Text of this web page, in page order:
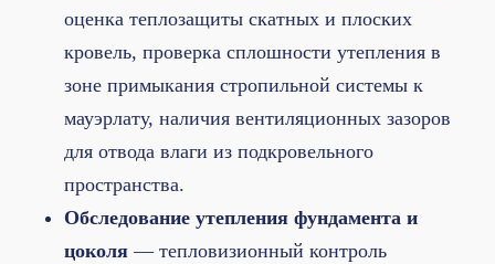
оценка теплозащиты скатных и плоских
кровель, проверка сплошности утепления в
зоне примыкания стропильной системы к
мауэрлату, наличия вентиляционных зазоров
для отвода влаги из подкровельного
пространства.
Обследование утепления фундамента и
цоколя— тепловизионный контроль